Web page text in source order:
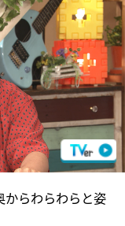
らわらわらと姿